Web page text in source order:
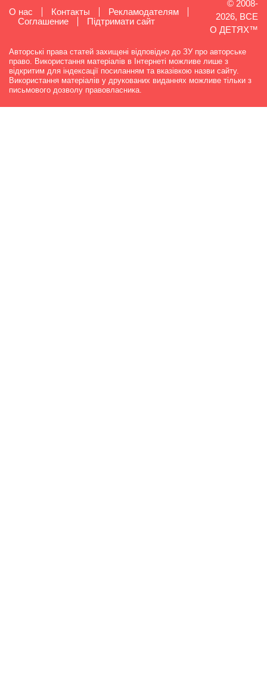
О нас Контакты
Рекламодателям
Cоглашение
Підтримати сайт
© 2008-
2026, ВСЕ
О ДЕТЯХ™
Авторські права статей захищені відповідно до ЗУ про авторське
право. Використання матеріалів в Інтернеті можливе лише з
відкритим для індексації посиланням та вказівкою назви сайту.
Використання матеріалів у друкованих виданнях можливе тільки з
письмового дозволу правовласника.